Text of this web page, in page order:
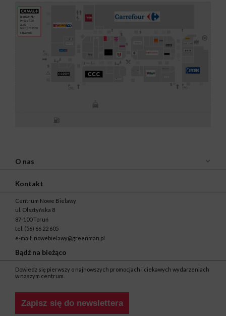
Salon CANAL+
Pn-Sob: 9:00-
21:00
Ndz: 10:00-20:00
531 227 030
O nas
Kontakt
Centrum Nowe Bielawy
ul. Olsztyńska 8
87-100 Toruń
tel. (56) 66 22 605
e-mail: nowebielawy@greenman.pl
Bądź na bieżąco
Dowiedz się pierwszy o najnowszych promocjach i ciekawych wydarzeniach
w naszym centrum.
Zapisz się do newslettera